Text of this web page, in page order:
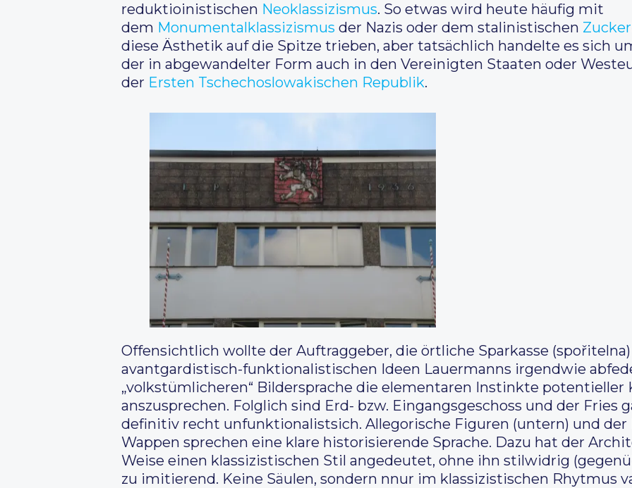
reduktioinistischen Neoklassizismus. So etwas wird heute häufig mit
dem Monumentalklassizismus der Nazis oder dem stalinistischen
diese Ästhetik auf die Spitze trieben, aber tatsächlich handelte es sich
der in abgewandelter Form auch in den Vereinigten Staaten oder
der Ersten Tschechoslowakischen Republik.
Offensichtlich wollte der Auftraggeber, die örtliche Sparkasse
avantgardistisch-funktionalistischen Ideen Lauermanns irgendwie
„volkstümlicheren“ Bildersprache die elementaren Instinkte
anszusprechen. Folglich sind Erd- bzw. Eingangsgeschoss und der Fries
definitiv recht unfunktionalistsich. Allegorische Figuren (untern) und der
Wappen sprechen eine klare historisierende Sprache. Dazu hat der
Weise einen klassizistischen Stil angedeutet, ohne ihn stilwidrig
zu imitierend. Keine Säulen, sondern nnur im klassizistischen Rhytmus